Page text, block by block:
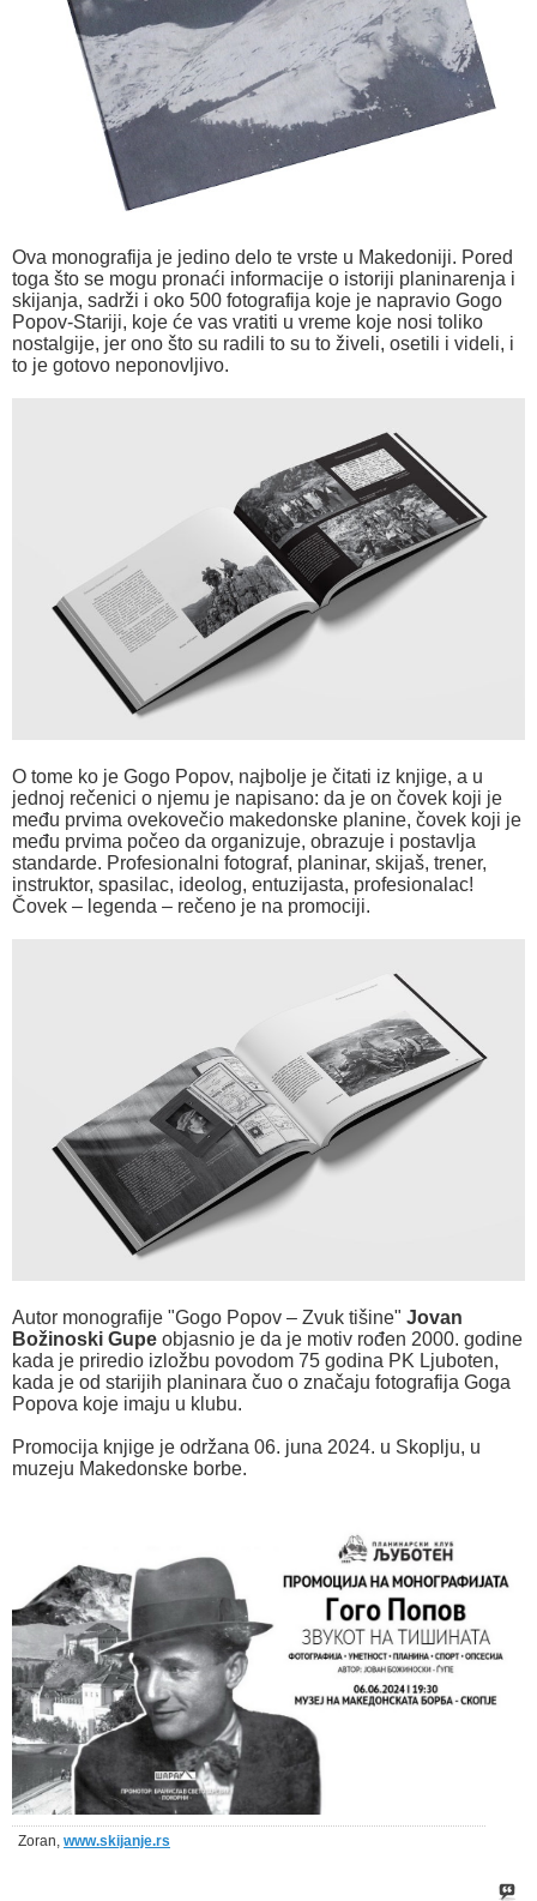
Ova monografija je jedino delo te vrste u Makedoniji. Pored
toga što se mogu pronaći informacije o istoriji planinarenja i
skijanja, sadrži i oko 500 fotografija koje je napravio Gogo
Popov-Stariji, koje će vas vratiti u vreme koje nosi toliko
nostalgije, jer ono što su radili to su to živeli, osetili i videli, i
to je gotovo neponovljivo.
O tome ko je Gogo Popov, najbolje je čitati iz knjige, a u
jednoj rečenici o njemu je napisano: da je on čovek koji je
među prvima ovekovečio makedonske planine, čovek koji je
među prvima počeo da organizuje, obrazuje i postavlja
standarde. Profesionalni fotograf, planinar, skijaš, trener,
instruktor, spasilac, ideolog, entuzijasta, profesionalac!
Čovek – legenda – rečeno je na promociji.
Autor monografije "Gogo Popov – Zvuk tišine" Jovan
Božinoski Gupe objasnio je da je motiv rođen 2000. godine
kada je priredio izložbu povodom 75 godina PK Ljuboten,
kada je od starijih planinara čuo o značaju fotografija Goga
Popova koje imaju u klubu.
Promocija knjige je održana 06. juna 2024. u Skoplju, u
muzeju Makedonske borbe.
Zoran, www.skijanje.rs